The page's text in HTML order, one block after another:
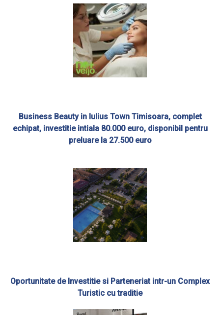
Business Beauty in Iulius Town Timisoara, complet
echipat, investitie intiala 80.000 euro, disponibil pentru
preluare la 27.500 euro
Oportunitate de Investitie si Parteneriat intr-un Complex
Turistic cu traditie